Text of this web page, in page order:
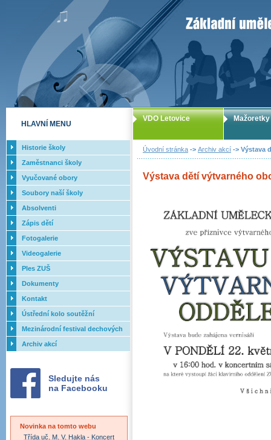
ZUŠ Letovice
Úvodní stránka -> Archiv akcí -> Výstava
Výstava dětí výtvarného
VDO Letovice Mažoretky
HLAVNÍ MENU
Historie školy
Zaměstnanci školy
Vyučované obory
Soubory naší školy
Absolventi
Zápis dětí
Fotogalerie
Videogalerie
Ples ZUŠ
Dokumenty
Kontakt
Ústřední kolo soutěžní
přehlídky dechových orchestrů
ZUŠ - 2017
Mezinárodní festival dechových
orchestrů - Letovice
Archiv akcí
Sledujte nás
na Facebooku
Novinka na tomto webu
Třída uč. M. V. Hakla - Koncert